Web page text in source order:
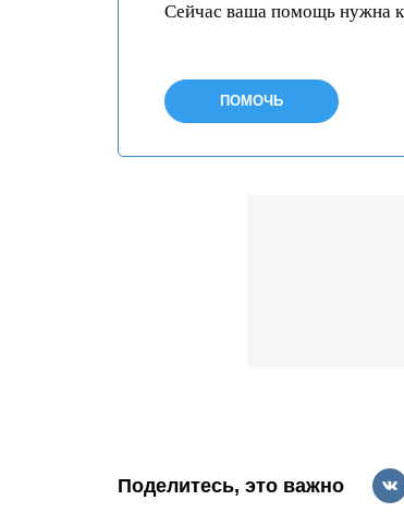
Сейчас ваша помощь нужна
ПОМОЧЬ
Поделитесь, это важно